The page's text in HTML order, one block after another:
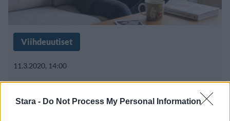
Stara - Do Not Process My Personal Information
Viihdeuutiset
11.3.2020, 14:00
Amy Schumer yrittää lasta